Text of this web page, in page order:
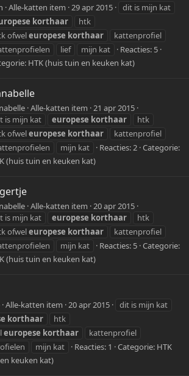
Alle-katten item 29 apr 2015
dit is mijn kat
korthaar
htk
ofweleuropese korthaar
kattenprofiel
lief mijn kat
Reacties: 5
HTK (huis tuin en keuken kat)
Alle-katten item 21 apr 2015
is mijn kat
europese korthaar
htk
ofweleuropese korthaar
kattenprofiel
mijn kat Reacties: 2 Categorie:
(huis tuin en keuken kat)
Alle-katten item 20 apr 2015
is mijn kat
europese korthaar
htk
ofweleuropese korthaar
kattenprofiel
mijn kat Reacties: 5 Categorie:
(huis tuin en keuken kat)
Alle-katten item 20 apr 2015
dit is mijn kat
korthaar
htk
europese korthaar
kattenprofiel
mijn kat Reacties: 1 Categorie: HTK
keuken kat)